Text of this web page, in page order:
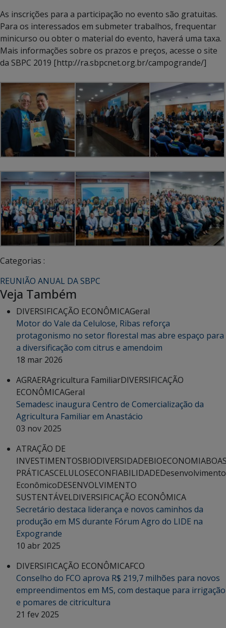
As inscrições para a participação no evento são gratuitas.
Para os interessados em submeter trabalhos, frequentar
minicurso ou obter o material do evento, haverá uma taxa.
Mais informações sobre os prazos e preços, acesse o site
da SBPC 2019 [http://ra.sbpcnet.org.br/campogrande/]
Categorias :
REUNIÃO ANUAL DA SBPC
Veja Também
DIVERSIFICAÇÃO ECONÔMICAGeral
Motor do Vale da Celulose, Ribas reforça
protagonismo no setor florestal mas abre espaço para
a diversificação com citrus e amendoim
18 mar 2026
AGRAERAgricultura FamiliarDIVERSIFICAÇÃO
ECONÔMICAGeral
Semadesc inaugura Centro de Comercialização da
Agricultura Familiar em Anastácio
03 nov 2025
ATRAÇÃO DE
INVESTIMENTOSBIODIVERSIDADEBIOECONOMIA
PRÁTICASCELULOSECONFIABILIDADEDesenvolvimento
EconômicoDESENVOLVIMENTO
SUSTENTÁVELDIVERSIFICAÇÃO ECONÔMICA
Secretário destaca liderança e novos caminhos da
produção em MS durante Fórum Agro do LIDE na
Expogrande
10 abr 2025
DIVERSIFICAÇÃO ECONÔMICAFCO
Conselho do FCO aprova R$ 219,7 milhões para novos
empreendimentos em MS, com destaque para irrigação
e pomares de citricultura
21 fev 2025